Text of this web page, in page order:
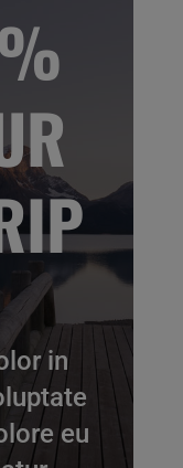
in
eu